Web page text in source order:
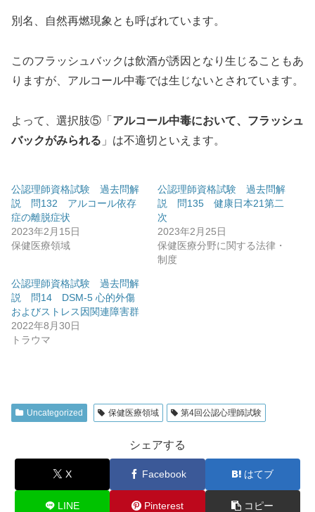
別名、自然再燃現象とも呼ばれています。
このフラッシュバックは飲酒が誘因となり生じることもあ
りますが、アルコール中毒では生じないとされています。
よって、選択肢⑤「 アルコール中毒において、フラッシュ
バックがみられる 」は不適切といえます。
公認理師資格試験 過去問解
説 問132 アルコール依存
症の離脱症状
2023年2月15日
保健医療領域
公認理師資格試験 過去問解
説 問135 健康日本21第二
次
2023年2月25日
保健医療分野に関する法律・
制度
公認理師資格試験 過去問解
説 問14 DSM-5 心的外傷
およびストレス因関連障害群
2022年8月30日
トラウマ
Uncategorized 保健医療領域 第4回公認心理師試験
シェアする
X Facebook はてブ
LINE Pinterest コピー